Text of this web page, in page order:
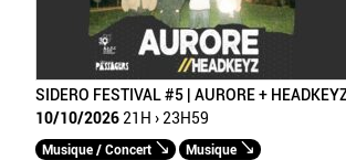
SIDERO FESTIVAL #5 | AURORE +
10/10/2026 21H › 23H59
Musique / Concert Musique